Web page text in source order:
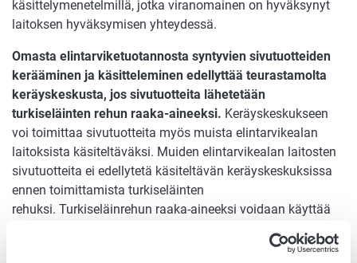
käsittelymenetelmillä, jotka viranomainen on hyväksynyt
laitoksen hyväksymisen yhteydessä.
Omasta elintarviketuotannosta syntyvien sivutuotteiden
kerääminen ja käsitteleminen edellyttää teurastamolta
keräyskeskusta, jos sivutuotteita lähetetään
turkiseläinten rehun raaka-aineeksi. Keräyskeskukseen
voi toimittaa sivutuotteita myös muista elintarvikealan
laitoksista käsiteltäväksi. Muiden elintarvikealan laitosten
sivutuotteita ei edellytetä käsiteltävän keräyskeskuksissa
ennen toimittamista turkiseläinten
rehuksi. Turkiseläinrehun raaka-aineeksi voidaan käyttää
olevia entisiä elintarvikkeita, kunhan ne ovat laadultaan